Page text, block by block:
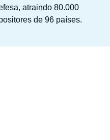
atraindo 80.000
de 96 países.